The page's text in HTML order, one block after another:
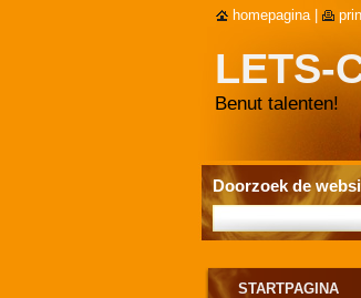
LETS-
Benut talenten!
STARTPAGINA
Doorzoek de
homepagina